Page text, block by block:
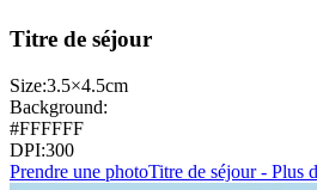
Titre de séjour
Size:3.5×4.5cm
Background:
#FFFFFF
DPI:300
Prendre une photoTitre de séjour - Plus